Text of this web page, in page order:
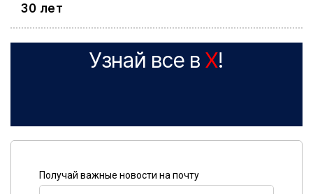
30 лет
Узнай все в X!